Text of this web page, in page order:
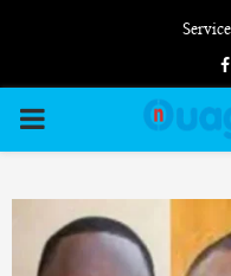
PRIMARY